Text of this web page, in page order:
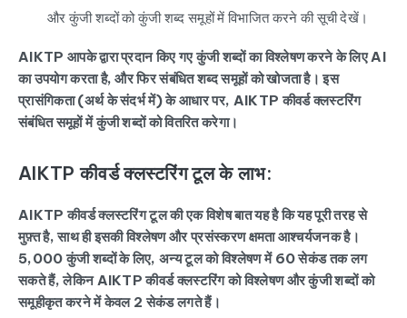
और कुंजी शब्दों को कुंजी शब्द समूहों में विभाजित करने की सूची देखें।
AIKTP आपके द्वारा प्रदान किए गए कुंजी शब्दों का विश्लेषण करने के लिए AI
का उपयोग करता है, और फिर संबंधित शब्द समूहों को खोजता है। इस
प्रासंगिकता (अर्थ के संदर्भ में) के आधार पर, AIKTP कीवर्ड क्लस्टरिंग
संबंधित समूहों में कुंजी शब्दों को वितरित करेगा।
AIKTP कीवर्ड क्लस्टरिंग टूल के लाभ:
AIKTP कीवर्ड क्लस्टरिंग टूल की एक विशेष बात यह है कि यह पूरी तरह से
मुफ़्त है, साथ ही इसकी विश्लेषण और प्रसंस्करण क्षमता आश्चर्यजनक है।
5,000 कुंजी शब्दों के लिए, अन्य टूल को विश्लेषण में 60 सेकंड तक लग
सकते हैं, लेकिन AIKTP कीवर्ड क्लस्टरिंग को विश्लेषण और कुंजी शब्दों को
समूहीकृत करने में केवल 2 सेकंड लगते हैं।